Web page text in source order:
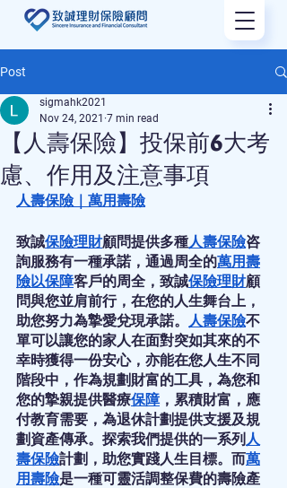
Post
【人壽保險】投保前6大考
慮、作用及注意事項
sigmahk2021
Nov 24, 2021 7 min read
人壽保險 ｜ 萬用壽險
致誠保險理財顧問提供多種人壽保險咨
詢服務有一種承諾，通過周全的萬用壽
險以保障客戶的周全，致誠保險理財顧
問與您並肩前行，在您的人生舞台上，
助您努力為摯愛兌現承諾。
人壽保險不
單可以讓您的家人在面對突如其來的不
幸時獲得一份安心，亦能在您人生不同
階段中，作為規劃財富的工具，為您和
您的摯親提供醫療保障，累積財富，應
付教育需要，為退休計劃提供支援及規
劃資產傳承。探索我們提供的一系列 人
壽保險計劃，助您實踐人生目標。而萬
用壽險是一種可靈活調整保費的壽險產